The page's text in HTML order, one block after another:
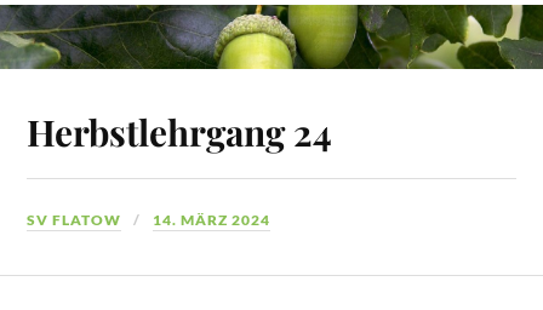
Herbstlehrgang 24
SV FLATOW 14. MÄRZ 2024